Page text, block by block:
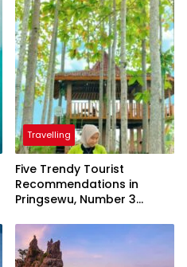
Travelling
Five Trendy Tourist
Recommendations in
Pringsewu, Number 3
President